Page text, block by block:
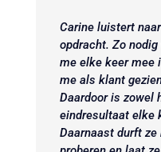
Carine luistert
opdracht. Zo
me elke keer mee
me als klant
Daardoor is zowel
eindresultaat elke
Daarnaast durft